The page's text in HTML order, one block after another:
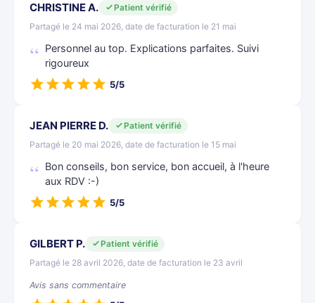
CHRISTINE A.
Patient vérifié
Partagé le 24 mai 2026, date de facturation le 21 mai
Personnel au top. Explications parfaites. Suivi
rigoureux
5/5
JEAN PIERRE D.
Patient vérifié
Partagé le 20 mai 2026, date de facturation le 15 mai
Bon conseils, bon service, bon accueil, à l'heure
aux RDV :-)
5/5
GILBERT P.
Patient vérifié
Partagé le 28 avril 2026, date de facturation le 23 avril
Avis sans commentaire